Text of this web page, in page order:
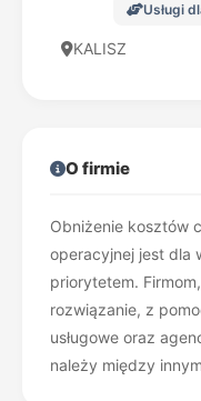
Usługi
KALISZ
O firmie
Obniżenie kosztów
operacyjnej jest dla
priorytetem.
rozwiązanie, z
usługowe oraz
należy między